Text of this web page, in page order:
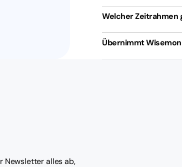
Welcher Zeitrahmen
Übernimmt
Newsletter alles ab,